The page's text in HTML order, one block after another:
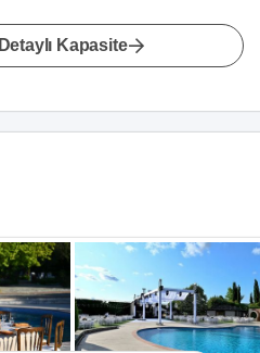
Detaylı Kapasite